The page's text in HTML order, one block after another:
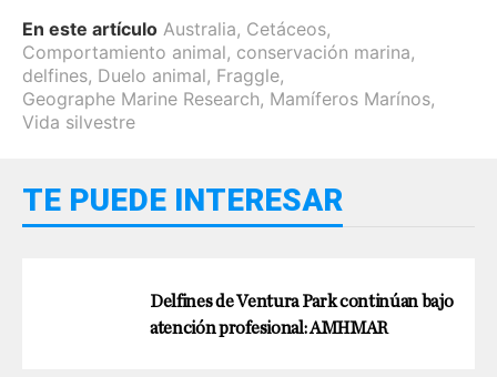
En este artículo Australia, Cetáceos,
Comportamiento animal, conservación marina,
delfines, Duelo animal, Fraggle,
Geographe Marine Research, Mamíferos Marínos,
Vida silvestre
TE PUEDE INTERESAR
Delfines de Ventura Park continúan bajo
atención profesional: AMHMAR